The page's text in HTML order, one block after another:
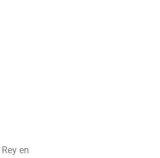
en